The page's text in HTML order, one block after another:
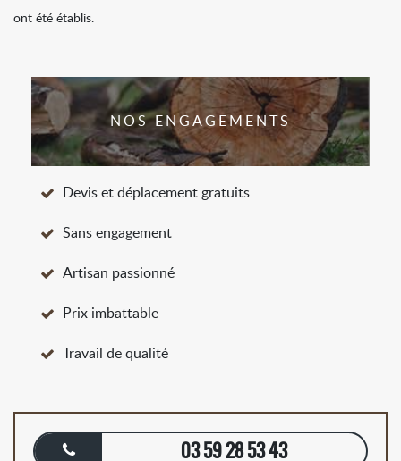
ont été établis.
NOS ENGAGEMENTS
Devis et déplacement gratuits
Sans engagement
Artisan passionné
Prix imbattable
Travail de qualité
03 59 28 53 43